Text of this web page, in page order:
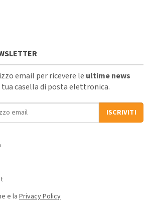
email per ricevere le ultime news
casella di posta elettronica.
ISCRIVITI
e la Privacy Policy